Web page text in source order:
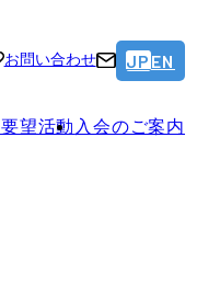
お問い合わせ JP EN
要望活動 入会のご案内